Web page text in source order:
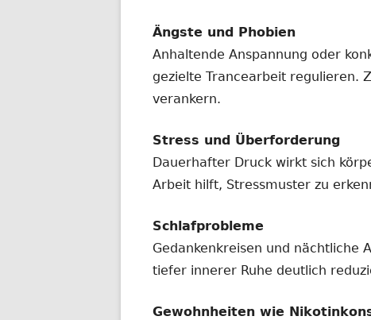
Ängste und Phobien
Anhaltende Anspannung oder
gezielte Trancearbeit regulieren.
verankern.
Stress und Überforderung
Dauerhafter Druck wirkt sich
Arbeit hilft, Stressmuster zu
Schlafprobleme
Gedankenkreisen und nächtliche
tiefer innerer Ruhe deutlich
Gewohnheiten wie